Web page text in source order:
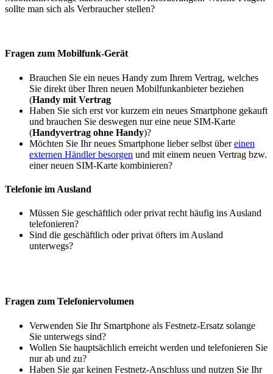
sollte man sich als Verbraucher stellen?
Fragen zum Mobilfunk-Gerät
Brauchen Sie ein neues Handy zum Ihrem Vertrag, welches
Sie direkt über Ihren neuen Mobilfunkanbieter beziehen
(Handy mit Vertrag
Haben Sie sich erst vor kurzem ein neues Smartphone gekauft
und brauchen Sie deswegen nur eine neue SIM-Karte
(Handyvertrag ohne Handy)?
Möchten Sie Ihr neues Smartphone lieber selbst übereinen
externen Händler besorgen und mit einem neuen Vertrag bzw.
einer neuen SIM-Karte kombinieren?
Telefonie im Ausland
Müssen Sie geschäftlich oder privat recht häufig ins Ausland
telefonieren?
Sind die geschäftlich oder privat öfters im Ausland
unterwegs?
Fragen zum Telefoniervolumen
Verwenden Sie Ihr Smartphone als Festnetz-Ersatz solange
Sie unterwegs sind?
Wollen Sie hauptsächlich erreicht werden und telefonieren Sie
nur ab und zu?
Haben Sie gar keinen Festnetz-Anschluss und nutzen Sie Ihr